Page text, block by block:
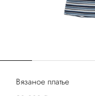
Вязаное платье